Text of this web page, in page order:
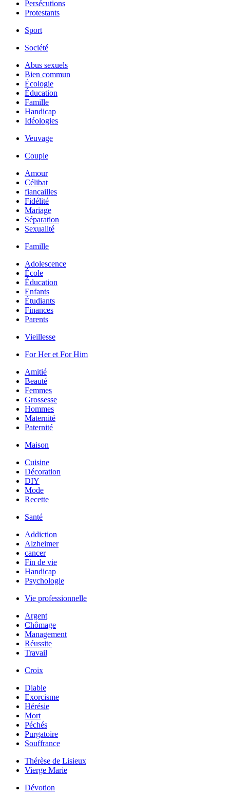
Persécutions
Protestants
Sport
Société
Abus sexuels
Bien commun
Écologie
Éducation
Famille
Handicap
Idéologies
Veuvage
Couple
Amour
Célibat
fiancailles
Fidélité
Mariage
Séparation
Sexualité
Famille
Adolescence
École
Éducation
Enfants
Étudiants
Finances
Parents
Vieillesse
For Her et For Him
Amitié
Beauté
Femmes
Grossesse
Hommes
Maternité
Paternité
Maison
Cuisine
Décoration
DIY
Mode
Recette
Santé
Addiction
Alzheimer
cancer
Fin de vie
Handicap
Psychologie
Vie professionnelle
Argent
Chômage
Management
Réussite
Travail
Croix
Diable
Exorcisme
Hérésie
Mort
Péchés
Purgatoire
Souffrance
Thérèse de Lisieux
Vierge Marie
Dévotion